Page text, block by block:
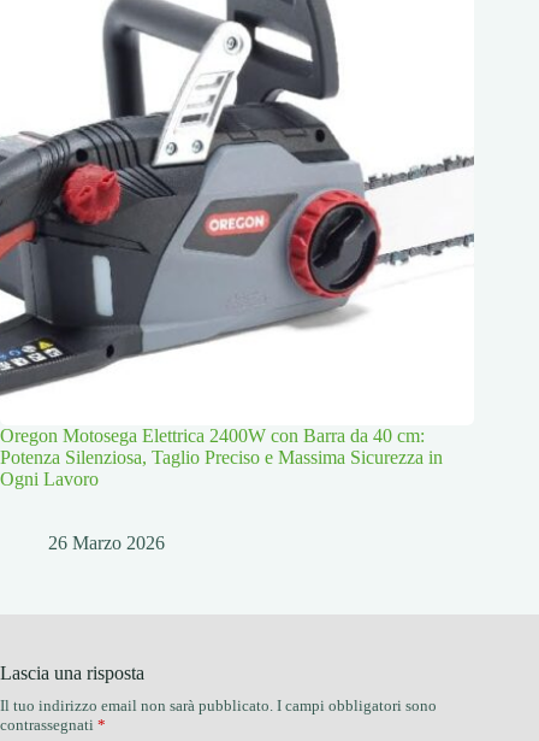
Oregon Motosega Elettrica 2400W con Barra da 40 cm:
Potenza Silenziosa, Taglio Preciso e Massima Sicurezza in
Ogni Lavoro
26 Marzo 2026
Lascia una risposta
Il tuo indirizzo email non sarà pubblicato. I campi obbligatori sono
contrassegnati *